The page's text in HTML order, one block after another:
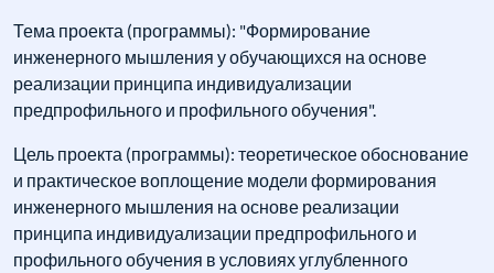
Тема проекта (программы): "Формирование
инженерного мышления у обучающихся на основе
реализации принципа индивидуализации
предпрофильного и профильного обучения".
Цель проекта (программы): теоретическое обоснование
и практическое воплощение модели формирования
инженерного мышления на основе реализации
принципа индивидуализации предпрофильного и
профильного обучения в условиях углубленного